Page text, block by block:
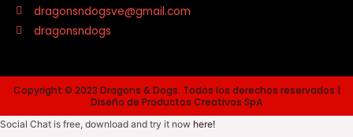
dragonsndogsve@gmail.com
dragonsndogs
Copyright © 2023 Dragons & Dogs. Todos los derechos reservados |
Diseño de Productos Creativos SpA
Social Chat is free, download and try it now here!